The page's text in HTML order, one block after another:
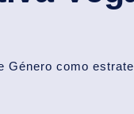
Género como